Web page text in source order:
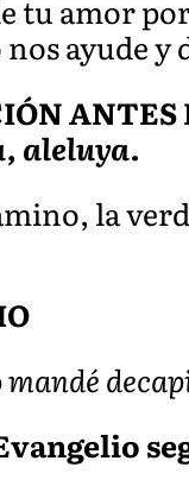
tu amor
ayude y
ANTES
aleluya.
la